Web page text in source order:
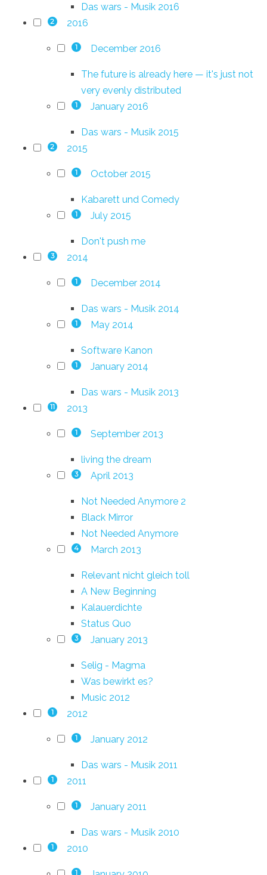
Das wars - Musik 2016
2 2016
1 December 2016
The future is already here — it's just not
very evenly distributed
1 January 2016
Das wars - Musik 2015
2 2015
1 October 2015
Kabarett und Comedy
1 July 2015
Don't push me
3 2014
1 December 2014
Das wars - Musik 2014
1 May 2014
Software Kanon
1 January 2014
Das wars - Musik 2013
11 2013
1 September 2013
living the dream
3 April 2013
Not Needed Anymore 2
Black Mirror
Not Needed Anymore
4 March 2013
Relevant nicht gleich toll
A New Beginning
Kalauerdichte
Status Quo
3 January 2013
Selig - Magma
Was bewirkt es?
Music 2012
1 2012
1 January 2012
Das wars - Musik 2011
1 2011
1 January 2011
Das wars - Musik 2010
1 2010
1